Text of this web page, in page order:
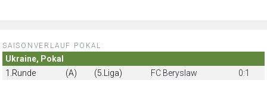
SAISONVERLAUF POKAL:
Ukraine, Pokal
1.Runde
(A) (5.Liga) FC Beryslaw 0:1